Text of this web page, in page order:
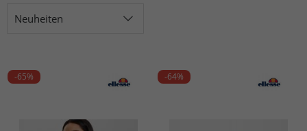
Neuheiten
-65% -64%